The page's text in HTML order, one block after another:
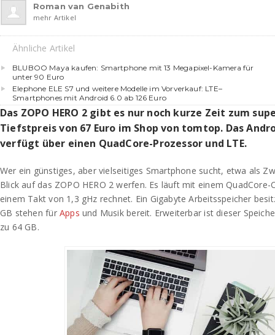
Roman van Genabith
mehr Artikel
Ähnliche Artikel
BLUBOO Maya kaufen: Smartphone mit 13 Megapixel-Kamera für
unter 90 Euro
Elephone ELE S7 und weitere Modelle im Vorverkauf: LTE–
Smartphones mit Android 6.0 ab 126 Euro
Das ZOPO HERO 2 gibt es nur noch kurze Zeit zum
Tiefstpreis von 67 Euro im Shop von tomtop. Das
verfügt über einen QuadCore-Prozessor und LTE.
Wer ein günstiges, aber vielseitiges Smartphone sucht, etwa als
Blick auf das ZOPO HERO 2 werfen. Es läuft mit einem
einem Takt von 1,3 gHz rechnet. Ein Gigabyte Arbeitsspeicher
GB stehen für Apps und Musik bereit. Erweiterbar ist dieser
zu 64 GB.